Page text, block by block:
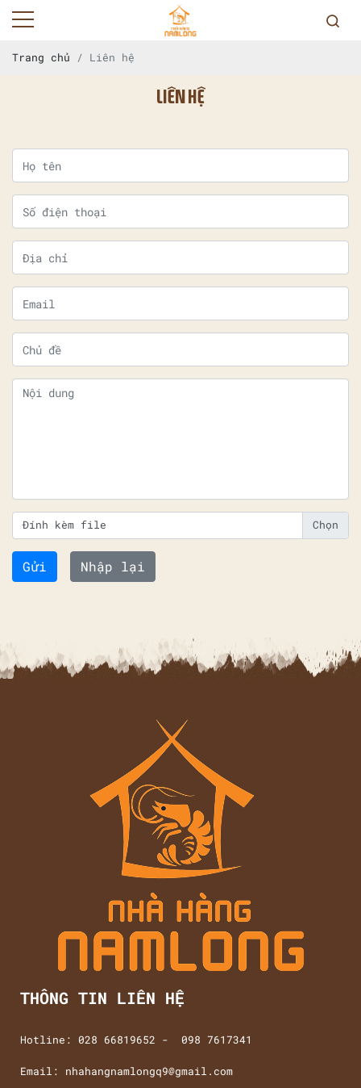
Trang chủ Liên hệ
LIÊN HỆ
Đính kèm file
THÔNG TIN LIÊN HỆ
Hotline: 028 66819652 - 098 7617341
Email: nhahangnamlongq9@gmail.com